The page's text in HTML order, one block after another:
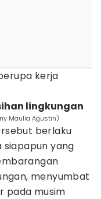
kerja
lingkungan
Maulia Agustin)
berlaku
siapapun yang
menyumbat
pada musim